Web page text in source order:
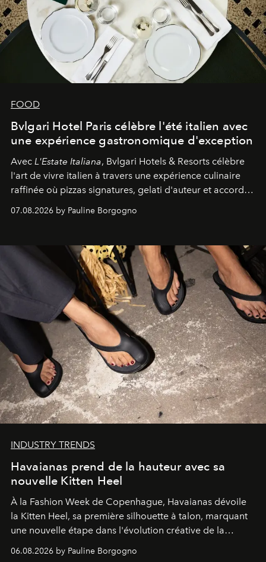
FOOD
Bvlgari Hotel Paris célèbre l'été italien avec
une expérience gastronomique d'exception
Avec L'Estate Italiana, Bvlgari Hotels & Resorts célèbre
l'art de vivre italien à travers une expérience culinaire
raffinée où pizzas signatures, gelati d'auteur et accords
d'exception composent un véritable voyage sensoriel.
07.08.2026 by Pauline Borgogno
INDUSTRY TRENDS
Havaianas prend de la hauteur avec sa
nouvelle Kitten Heel
À la Fashion Week de Copenhague, Havaianas dévoile
la Kitten Heel, sa première silhouette à talon, marquant
une nouvelle étape dans l'évolution créative de la
06.08.2026 by Pauline Borgogno